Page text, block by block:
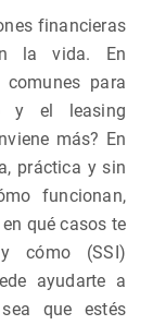
financieras
la vida. En
para
y el leasing
más? En
práctica y sin
funcionan,
qué casos te
cómo (SSI)
ayudarte a
que estés